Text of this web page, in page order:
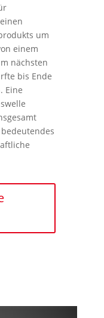
um
einem
nächsten
bis Ende
Eine